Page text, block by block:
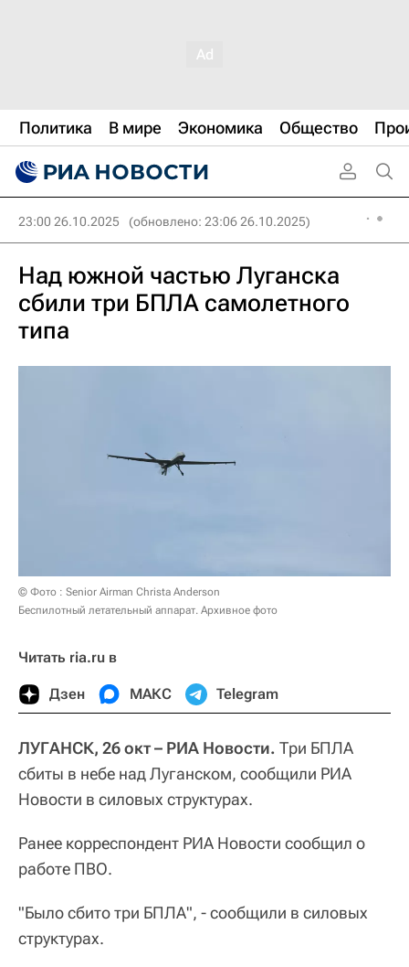
Политика В мире Экономика Общество
23:00 26.10.2025 (обновлено: 23:06 26.10.2025)
Над южной частью Луганска
сбили три БПЛА самолетного
типа
© Фото : Senior Airman Christa Anderson
Беспилотный летательный аппарат. Архивное фото
Читать ria.ru в
Дзен МАКС Telegram
ЛУГАНСК, 26 окт – РИА Новости. Три БПЛА
сбиты в небе над Луганском, сообщили РИА
Новости в силовых структурах.
Ранее корреспондент РИА Новости сообщил о
работе ПВО.
"Было сбито три БПЛА", - сообщили в силовых
структурах.